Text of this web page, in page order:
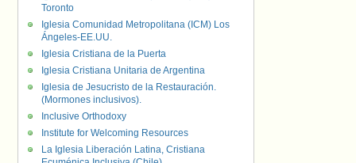
Toronto
Iglesia Comunidad Metropolitana (ICM) Los
Ángeles-EE.UU.
Iglesia Cristiana de la Puerta
Iglesia Cristiana Unitaria de Argentina
Iglesia de Jesucristo de la Restauración.
(Mormones inclusivos).
Inclusive Orthodoxy
Institute for Welcoming Resources
La Iglesia Liberación Latina, Cristiana